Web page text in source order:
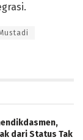
dari Status Tak